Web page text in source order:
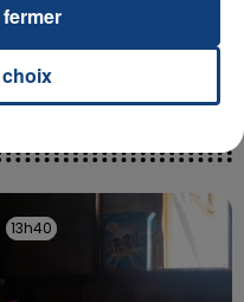
SE FAIRE
DE LA...
la clinique qui a
présenté ses
13h40
13h40